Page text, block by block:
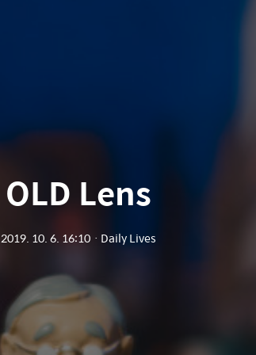
OLD Lens
2019. 10. 6. 16:10 ㆍ Daily Lives